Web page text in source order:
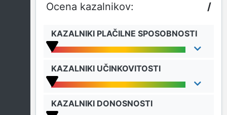
/
KAZALNIKI PLAČILNE SPOSOBNOSTI
KAZALNIKI UČINKOVITOSTI
KAZALNIKI DONOSNOSTI